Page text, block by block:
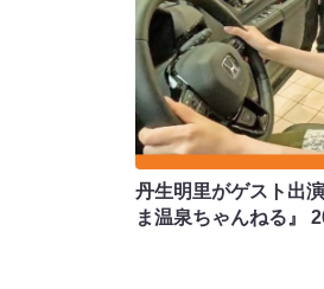
丹生明里がゲスト出
ま温泉ちゃんねる』